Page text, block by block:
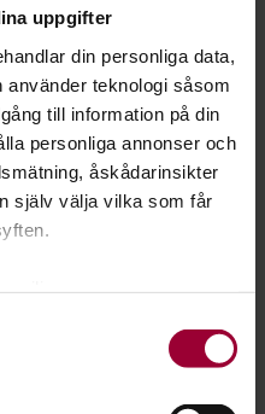
uppgifter
din personliga data,
teknologi såsom
till information på din
personliga annonser och
åskådarinsikter
själv välja vilka som får
på upp till flera meter
och studiecirklar inom